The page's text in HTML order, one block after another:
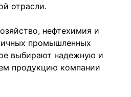
отрасли.
нефтехимия и
промышленных
выбирают надежную и
продукцию компании